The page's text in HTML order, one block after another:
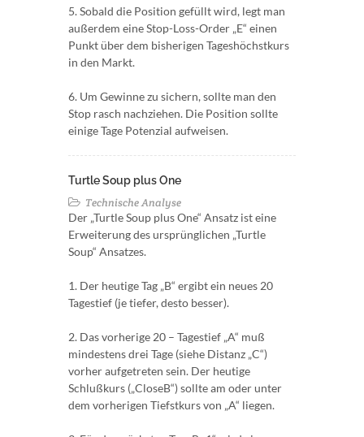
5. Sobald die Position gefüllt wird, legt man
außerdem eine Stop-Loss-Order „E“ einen
Punkt über dem bisherigen Tageshöchstkurs
in den Markt.
6. Um Gewinne zu sichern, sollte man den
Stop rasch nachziehen. Die Position sollte
einige Tage Potenzial aufweisen.
Turtle Soup plus One
Technische Analyse
Der „Turtle Soup plus One“ Ansatz ist eine
Erweiterung des ursprünglichen „Turtle
Soup“ Ansatzes.
1. Der heutige Tag „B“ ergibt ein neues 20
Tagestief (je tiefer, desto besser).
2. Das vorherige 20 – Tagestief „A“ muß
mindestens drei Tage (siehe Distanz „C“)
vorher aufgetreten sein. Der heutige
Schlußkurs („CloseB“) sollte am oder unter
dem vorherigen Tiefstkurs von „A“ liegen.